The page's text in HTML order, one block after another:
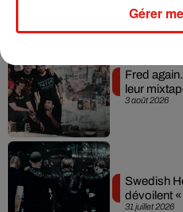
3 août 2026
Fred
leur
31 juillet 2026
Swedish
dévoilent
Gérer